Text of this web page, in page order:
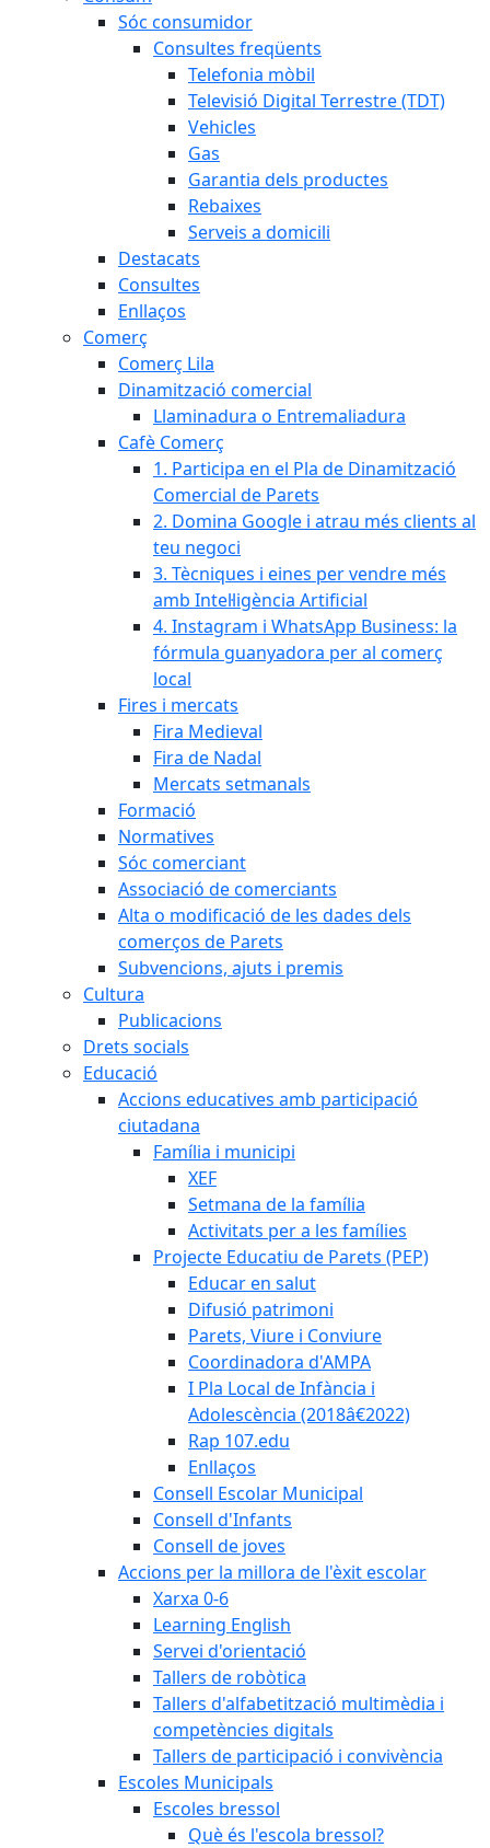
Sóc consumidor
Consultes freqüents
Telefonia mòbil
Televisió Digital Terrestre (TDT)
Vehicles
Gas
Garantia dels productes
Rebaixes
Serveis a domicili
Destacats
Consultes
Enllaços
Comerç
Comerç Lila
Dinamització comercial
Llaminadura o Entremaliadura
Cafè Comerç
1. Participa en el Pla de Dinamització
Comercial de Parets
2. Domina Google i atrau més clients al
teu negoci
3. Tècniques i eines per vendre més
amb Intel·ligència Artificial
4. Instagram i WhatsApp Business: la
fórmula guanyadora per al comerç
local
Fires i mercats
Fira Medieval
Fira de Nadal
Mercats setmanals
Formació
Normatives
Sóc comerciant
Associació de comerciants
Alta o modificació de les dades dels
comerços de Parets
Subvencions, ajuts i premis
Cultura
Publicacions
Drets socials
Educació
Accions educatives amb participació
ciutadana
Família i municipi
XEF
Setmana de la família
Activitats per a les famílies
Projecte Educatiu de Parets (PEP)
Educar en salut
Difusió patrimoni
Parets, Viure i Conviure
Coordinadora d'AMPA
I Pla Local de Infància i
Adolescència (2018â€2022)
Rap 107.edu
Enllaços
Consell Escolar Municipal
Consell d'Infants
Consell de joves
Accions per la millora de l'èxit escolar
Xarxa 0-6
Learning English
Servei d'orientació
Tallers de robòtica
Tallers d'alfabetització multimèdia i
competències digitals
Tallers de participació i convivència
Escoles Municipals
Escoles bressol
Què és l'escola bressol?